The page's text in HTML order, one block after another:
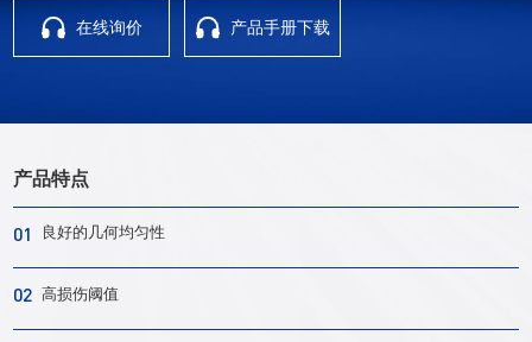
在线询价 产品手册下载
产品特点
01 良好的几何均匀性
02 高损伤阈值